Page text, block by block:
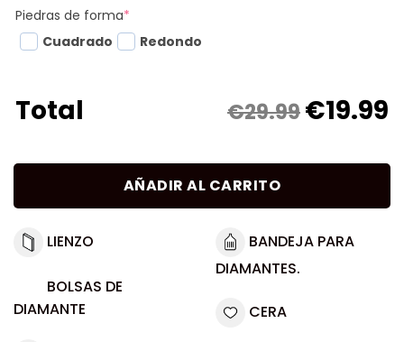
Piedras de forma*
Cuadrado
Redondo
Total €29.99€19.99
AÑADIR AL CARRITO
LIENZO
BOLSAS DE
DIAMANTE
BANDEJA PARA
DIAMANTES.
CERA